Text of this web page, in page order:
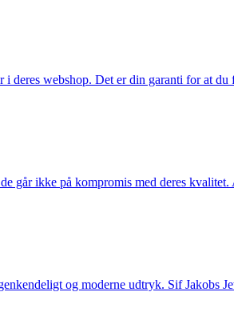
deres webshop. Det er din garanti for at
går ikke på kompromis med deres
og moderne udtryk. Sif